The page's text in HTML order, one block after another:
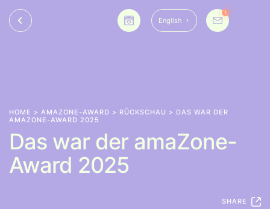
English
1
HOME > AMAZONE-AWARD > RÜCKSCHAU > DAS WAR DER
AMAZONE-AWARD 2025
Das war der amaZone-
Award 2025
SHARE